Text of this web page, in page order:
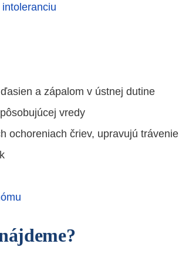
a zápalom v ústnej dutine
vredy
ochoreniach čriev, upravujú trávenie